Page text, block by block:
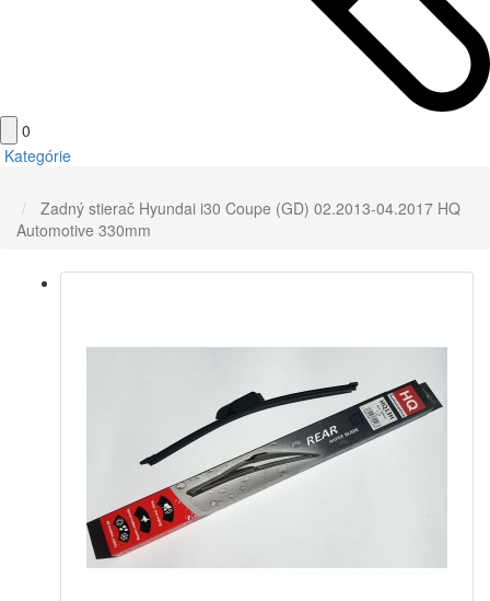
0
Kategórie
Domov
Zadný stierač Hyundai i30 Coupe (GD) 02.2013-04.2017 HQ
Automotive 330mm